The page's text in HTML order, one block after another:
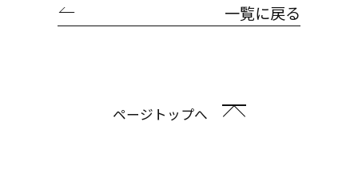
一覧に戻る
ページトップへ